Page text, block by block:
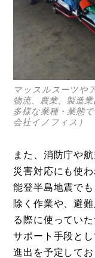
マッスルスーツや
物流、農業、製造
多様な業種・業態
会社イノフィス）
また、消防庁や
災害対応にも使
能登半島地震で
除く作業や、避
る際に使ってい
サポート手段と
進出を予定して